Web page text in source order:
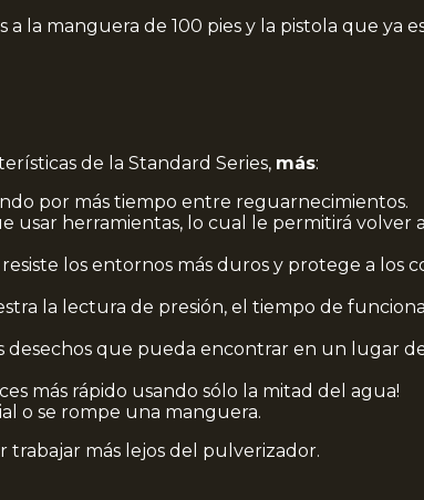
la manguera de 100 pies y la pistola que ya
de la Standard Series, más:
por más tiempo entre reguarnecimientos.
usar herramientas, lo cual le permitirá volver
los entornos más duros y protege a los
la lectura de presión, el tiempo de
desechos que pueda encontrar en un lugar
más rápido usando sólo la mitad del agua!
o se rompe una manguera.
trabajar más lejos del pulverizador.